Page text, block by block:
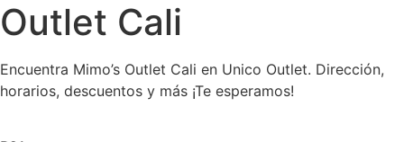
Outlet Cali
Encuentra Mimo’s Outlet Cali en Unico Outlet. Dirección,
horarios, descuentos y más ¡Te esperamos!